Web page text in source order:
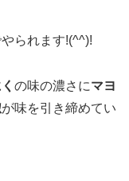
られます!(^^)!
の味の濃さにマヨ
が味を引き締めてい